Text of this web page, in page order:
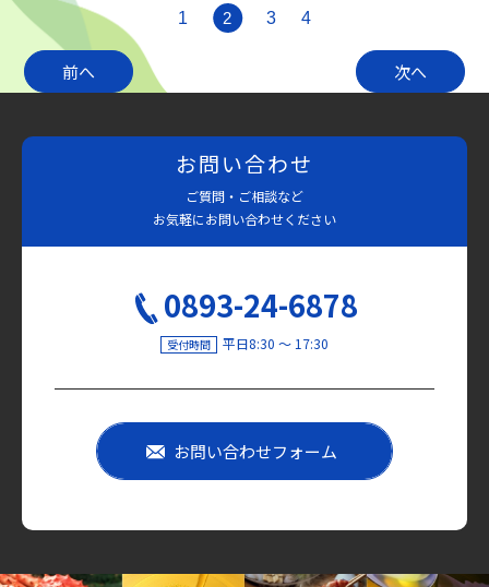
前へ
1 2 3 4
次へ
お問い合わせ
ご質問・ご相談など
お気軽にお問い合わせください
0893-24-6878
受付時間 平日8:30 〜 17:30
お問い合わせフォーム